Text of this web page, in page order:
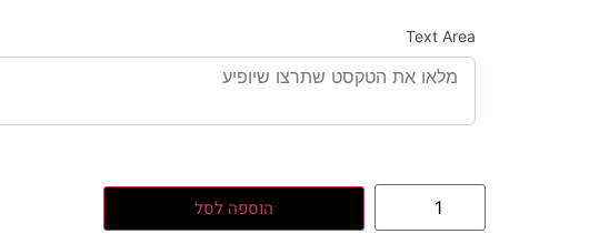
Text Area
הוספה לסל